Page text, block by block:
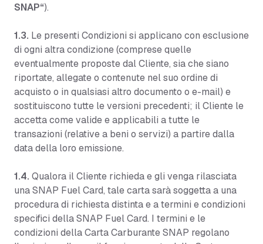
SNAP“).
1.3. Le presenti Condizioni si applicano con esclusione
di ogni altra condizione (comprese quelle
eventualmente proposte dal Cliente, sia che siano
riportate, allegate o contenute nel suo ordine di
acquisto o in qualsiasi altro documento o e-mail) e
sostituiscono tutte le versioni precedenti; il Cliente le
accetta come valide e applicabili a tutte le
transazioni (relative a beni o servizi) a partire dalla
data della loro emissione.
1.4. Qualora il Cliente richieda e gli venga rilasciata
una SNAP Fuel Card, tale carta sarà soggetta a una
procedura di richiesta distinta e a termini e condizioni
specifici della SNAP Fuel Card. I termini e le
condizioni della Carta Carburante SNAP regolano